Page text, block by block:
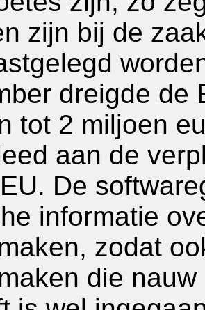
zijn bij de
dreigde de
tot 2 miljoen
aan de
De
informatie
zodat
die